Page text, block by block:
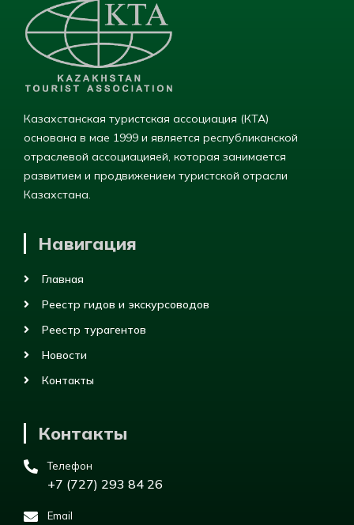
Казахстанская туристская ассоциация (КТА)
основана в мае 1999 и является республиканской
отраслевой ассоциацияей, которая занимается
развитием и продвижением туристской отрасли
Казахстана.
Навигация
Главная
Реестр гидов и экскурсоводов
Реестр турагентов
Новости
Контакты
Контакты
Телефон
+7 (727) 293 84 26
Email